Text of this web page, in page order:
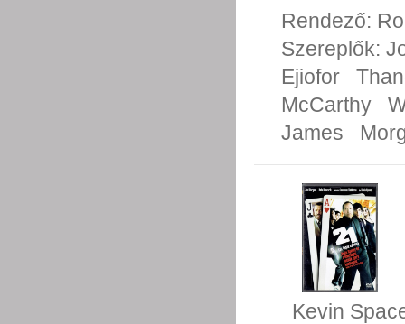
Rendező:
Szereplők:
Ejiofor
McCarthy
James
Kevin